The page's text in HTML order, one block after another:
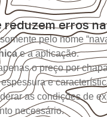
reduzem erros
pelo nome
e a aplicação.
o preço por
e
as condições de
necessário.